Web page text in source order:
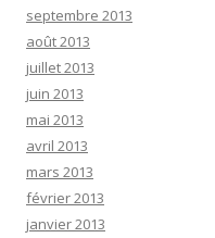
septembre 2013
août 2013
juillet 2013
juin 2013
mai 2013
avril 2013
mars 2013
février 2013
janvier 2013